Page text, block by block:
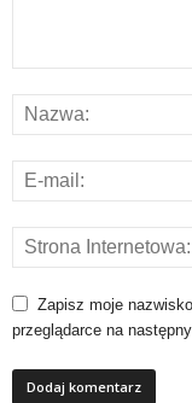
Zapisz moje
przeglądarce na